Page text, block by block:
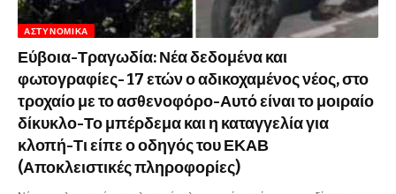
ΑΣΤΥΝΟΜΙΚΆ
Εύβοια-Τραγωδία: Νέα δεδομένα και
φωτογραφίες- 17 ετών ο αδικοχαμένος νέος, στο
τροχαίο με το ασθενοφόρο-Αυτό είναι το μοιραίο
δίκυκλο-Το μπέρδεμα και η καταγγελία για
κλοπή-Τι είπε ο οδηγός του ΕΚΑΒ
(Αποκλειστικές πληροφορίες)